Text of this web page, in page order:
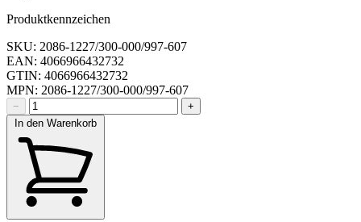
Produktkennzeichen
SKU: 2086-1227/300-000/997-607
EAN: 4066966432732
GTIN: 4066966432732
MPN: 2086-1227/300-000/997-607
−
+
In den Warenkorb